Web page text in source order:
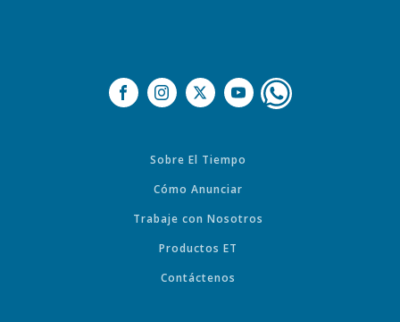
Sobre El Tiempo
Cómo Anunciar
Trabaje con Nosotros
Productos ET
Contáctenos